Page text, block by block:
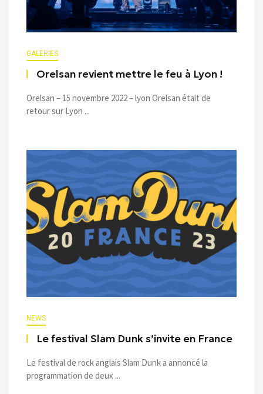
GALERIES
Orelsan revient mettre le feu à Lyon !
Orelsan – 15 novembre 2022 – lyon Orelsan était de
retour sur Lyon ...
NEWS
Le festival Slam Dunk s’invite en France
Le festival de rock anglais Slam Dunk a annoncé la
programmation de deux ...